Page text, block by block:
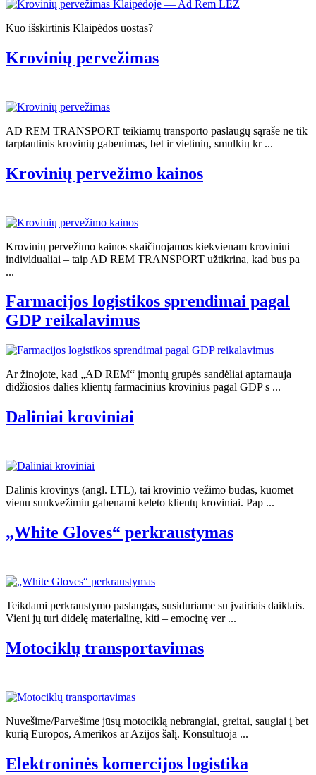
Kuo išskirtinis Klaipėdos uostas?
Krovinių pervežimas
AD REM TRANSPORT teikiamų transporto paslaugų sąraše ne tik
tarptautinis krovinių gabenimas, bet ir vietinių, smulkių kr ...
Krovinių pervežimo kainos
Krovinių pervežimo kainos skaičiuojamos kiekvienam kroviniui
individualiai – taip AD REM TRANSPORT užtikrina, kad bus pa
...
Farmacijos logistikos sprendimai pagal
GDP reikalavimus
Ar žinojote, kad „AD REM“ įmonių grupės sandėliai aptarnauja
didžiosios dalies klientų farmacinius krovinius pagal GDP s ...
Daliniai kroviniai
Dalinis krovinys (angl. LTL), tai krovinio vežimo būdas, kuomet
vienu sunkvežimiu gabenami keleto klientų kroviniai. Pap ...
„White Gloves“ perkraustymas
Teikdami perkraustymo paslaugas, susiduriame su įvairiais daiktais.
Vieni jų turi didelę materialinę, kiti – emocinę ver ...
Motociklų transportavimas
Nuvešime/Parvešime jūsų motociklą nebrangiai, greitai, saugiai į bet
kurią Europos, Amerikos ar Azijos šalį. Konsultuoja ...
Elektroninės komercijos logistika